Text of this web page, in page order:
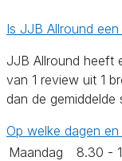
Is JJB Allround
JJB Allround heeft
van 1 review uit 1
dan de
Op welke dagen
Maandag
8.30 -